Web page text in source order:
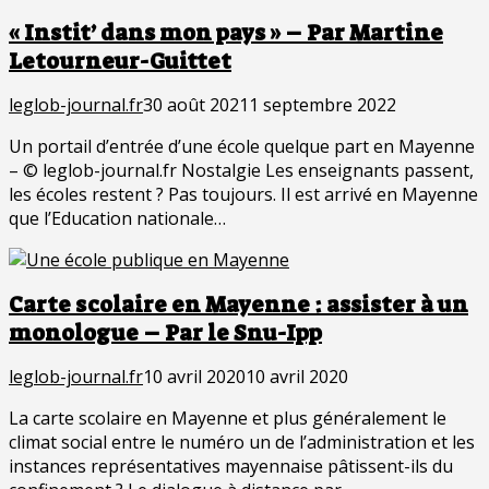
« Instit’ dans mon pays » – Par Martine
Letourneur-Guittet
leglob-journal.fr30 août 2021 1 septembre 2022
Un portail d’entrée d’une école quelque part en Mayenne
– © leglob-journal.fr Nostalgie Les enseignants passent,
les écoles restent ? Pas toujours. Il est arrivé en Mayenne
que l’Education nationale…
Carte scolaire en Mayenne : assister à un
monologue – Par le Snu-Ipp
leglob-journal.fr10 avril 202010 avril 2020
La carte scolaire en Mayenne et plus généralement le
climat social entre le numéro un de l’administration et les
instances représentatives mayennaise pâtissent-ils du